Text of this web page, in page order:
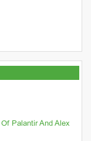
Palantir And Alex